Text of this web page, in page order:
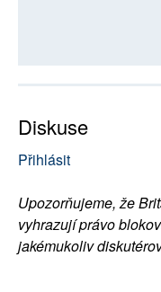
Diskuse
Přihlásit
Upozorňujeme, že
vyhrazují právo
jakémukoliv